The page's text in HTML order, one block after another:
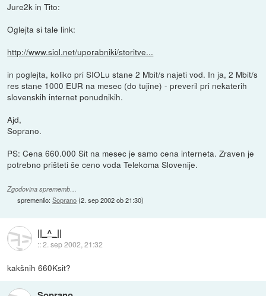
Jure2k in Tito:
Oglejta si tale link:
http://www.siol.net/uporabniki/storitve...
in poglejta, koliko pri SIOLu stane 2 Mbit/s najeti vod. In ja, 2 Mbit/s
res stane 1000 EUR na mesec (do tujine) - preveril pri nekaterih
slovenskih internet ponudnikih.
Ajd,
Soprano.
PS: Cena 660.000 Sit na mesec je samo cena interneta. Zraven je
potrebno prišteti še ceno voda Telekoma Slovenije.
Zgodovina sprememb…
spremenilo:Soprano(2. sep 2002 ob 21:30)
||_^_||
::2. sep 2002, 21:32
kakšnih 660Ksit?